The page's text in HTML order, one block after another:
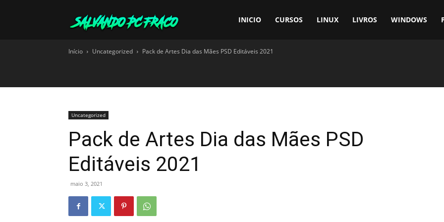
INICIO CURSOS LINUX LIVROS WINDOWS
Início Uncategorized Pack de Artes Dia das Mães PSD Editáveis 2021
Uncategorized
Pack de Artes Dia das Mães PSD
Editáveis 2021
maio 3, 2021